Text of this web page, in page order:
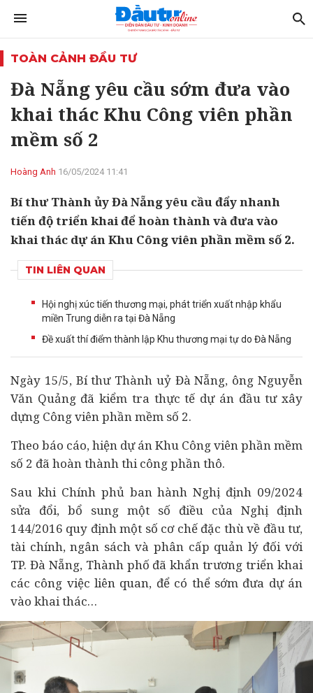
TOÀN CẢNH ĐẦU TƯ
Đà Nẵng yêu cầu sớm đưa vào
khai thác Khu Công viên phần
mềm số 2
Hoàng Anh 16/05/2024 11:41
Bí thư Thành ủy Đà Nẵng yêu cầu đẩy nhanh
tiến độ triển khai để hoàn thành và đưa vào
khai thác dự án Khu Công viên phần mềm số 2.
TIN LIÊN QUAN
Hội nghị xúc tiến thương mại, phát triển xuất nhập khẩu
miền Trung diễn ra tại Đà Nẵng
Đề xuất thí điểm thành lập Khu thương mại tự do Đà Nẵng
Ngày 15/5, Bí thư Thành uỷ Đà Nẵng, ông Nguyễn
Văn Quảng đã kiểm tra thực tế dự án đầu tưxây
dựng Công viên phần mềm số 2.
Theo báo cáo, hiện dự án Khu Công viên phần mềm
số 2 đã hoàn thành thi công phần thô.
Sau khi Chính phủ ban hành Nghị định 09/2024
sửa đổi, bổ sung một số điều của Nghị định
144/2016 quy định một số cơ chế đặc thù về đầu tư,
tài chính, ngân sách và phân cấp quản lý đối với
TP. Đà Nẵng, Thành phố đã khẩn trương triển khai
các công việc liên quan, để có thể sớm đưa dự án
vào khai thác…